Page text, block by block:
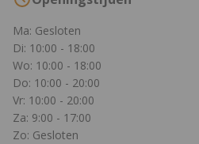
Ma: Gesloten
Di: 10:00 - 18:00
Wo: 10:00 - 18:00
Do: 10:00 - 20:00
Vr: 10:00 - 20:00
Za: 9:00 - 17:00
Zo: Gesloten